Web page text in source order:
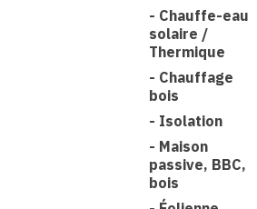
- Chauffe-eau
solaire /
Thermique
- Chauffage
bois
- Isolation
- Maison
passive, BBC,
bois